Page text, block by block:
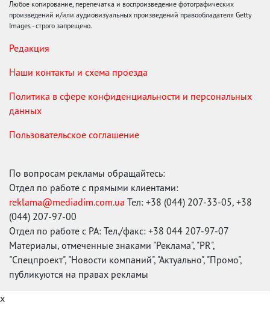
Любое копирование, перепечатка и воспроизведение фотографических
произведений и/или аудиовизуальных произведений правообладателя Getty
Images - строго запрещено.
Редакция
Наши контакты и схема проезда
Политика в сфере конфиденциальности и персональных
данных
Пользовательское соглашение
По вопросам рекламы обращайтесь:
Отдел по работе с прямыми клиентами:
reklama@mediadim.com.ua Тел: +38 (044) 207-33-05, +38
(044) 207-97-00
Отдел по работе с РА: Тел./факс: +38 044 207-97-07
Материалы, отмеченные знаками "Реклама", "PR",
"Спецпроект", "Новости компаний", "Актуально", "Промо",
публикуются на правах рекламы
x